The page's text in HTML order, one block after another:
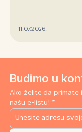
11.07.2026.
Budimo u
Ako želite da primate
našu e-listu! *